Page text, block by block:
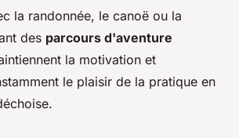
la randonnée, le canoë ou la
des parcours d'aventure
la motivation et
le plaisir de la pratique en